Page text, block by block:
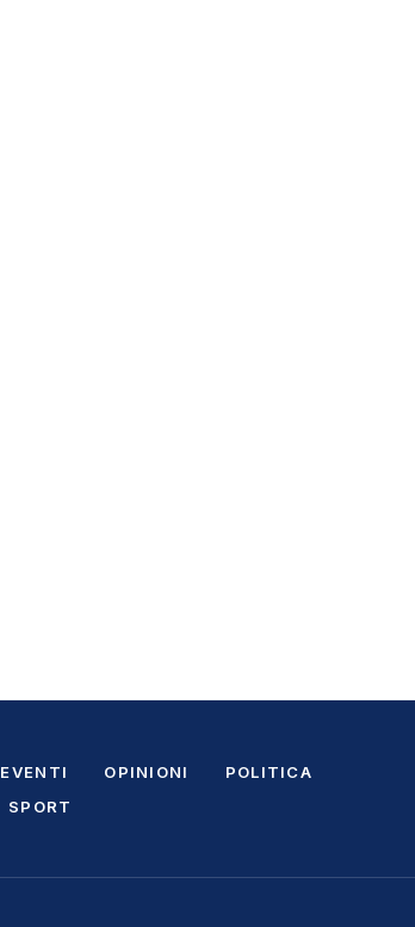
EVENTI OPINIONI
POLITICA
SPORT